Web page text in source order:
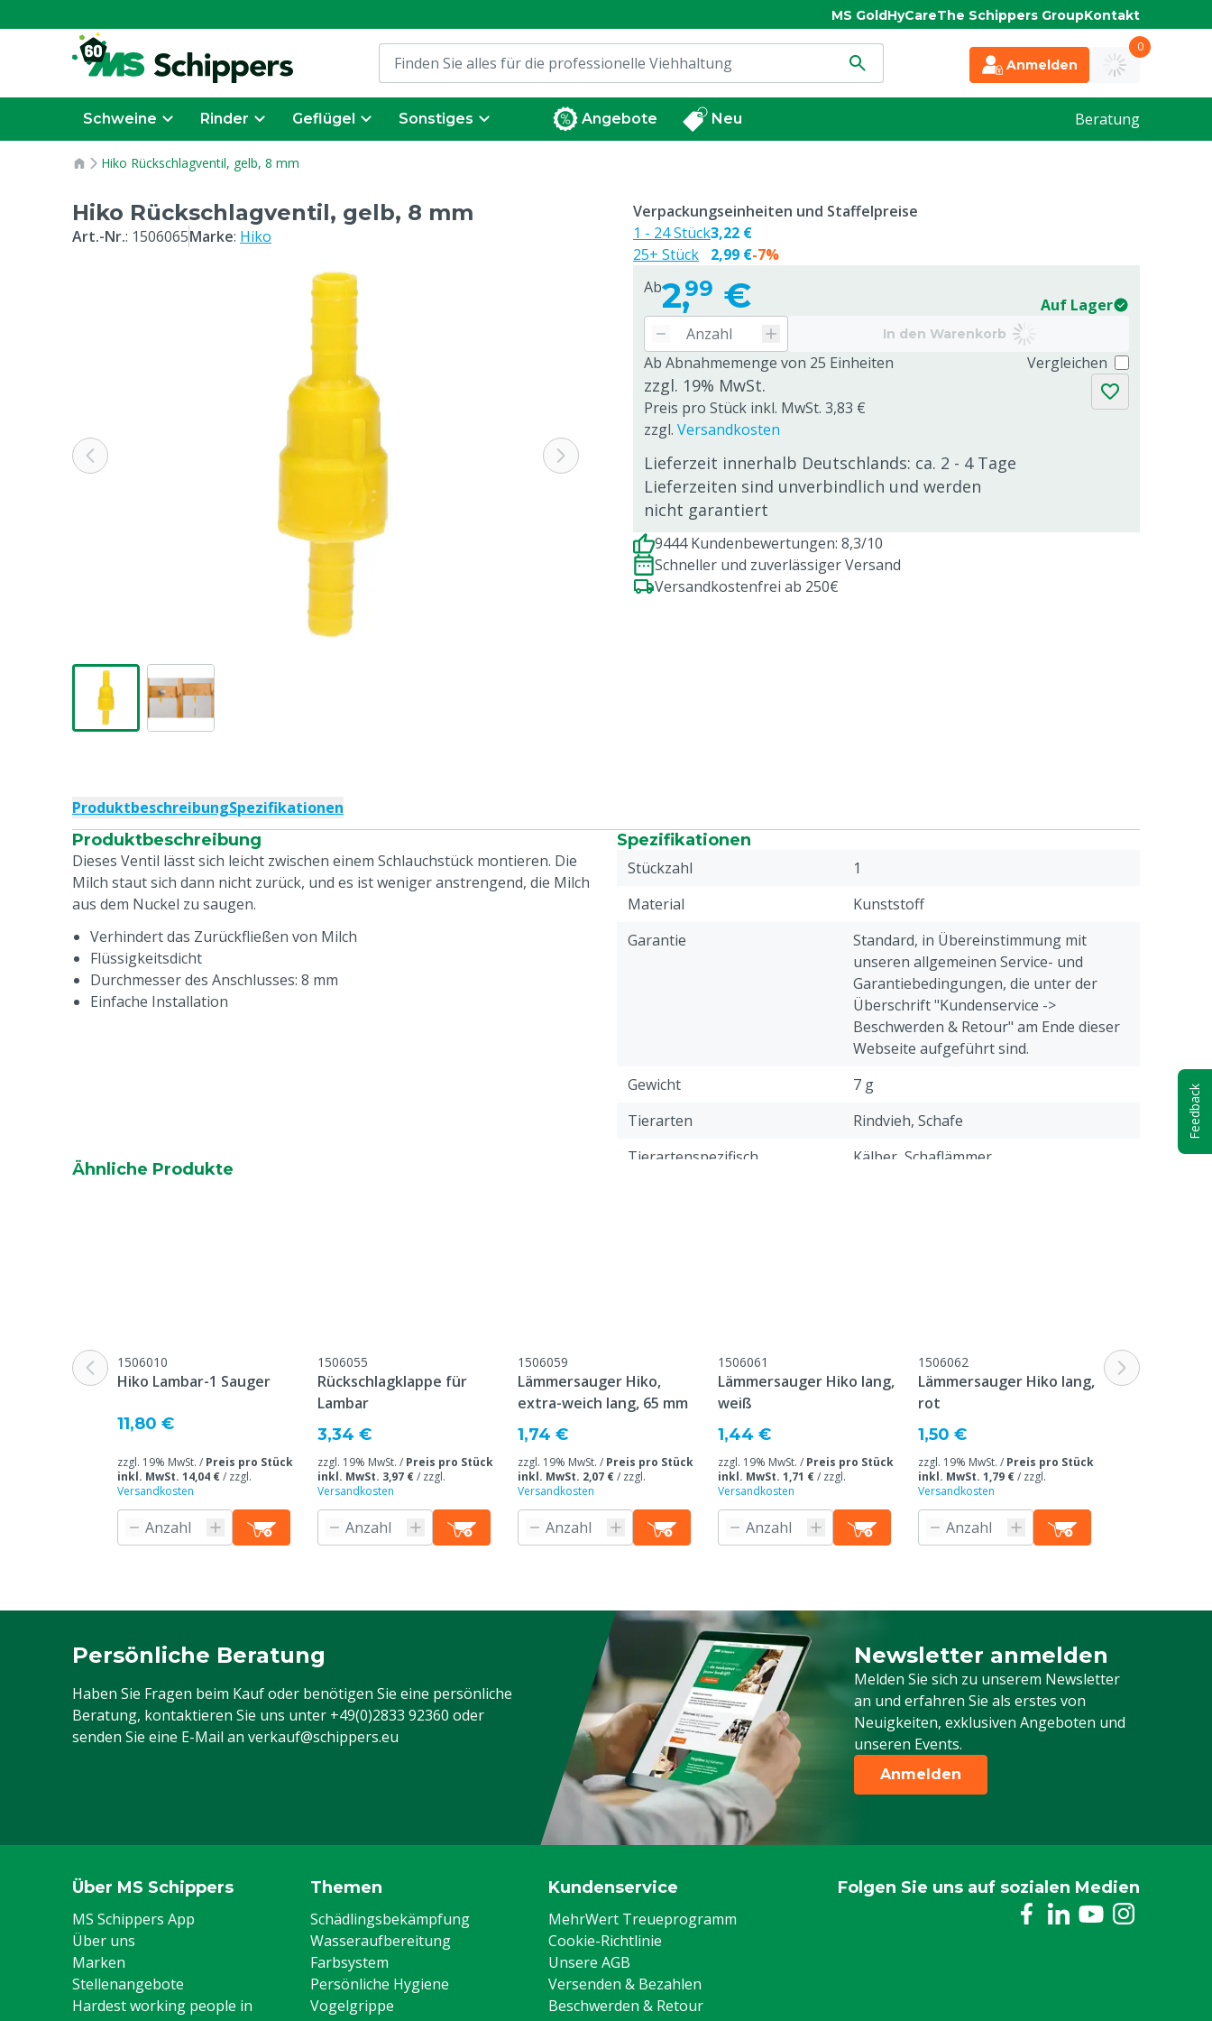
MS GoldHyCareThe Schippers GroupKontakt
Anmelden
0
Schweine Rinder Geflügel Sonstiges Angebote Neu Beratung
Hiko Rückschlagventil, gelb, 8 mm
Hiko Rückschlagventil, gelb, 8 mm
Art.-Nr.: 1506065Marke: Hiko
Ab2,99 € Auf Lager
In den Warenkorb
Ab Abnahmemenge von 25 Einheiten
zzgl. 19% MwSt.
Preis pro Stück inkl. MwSt. 3,83 €
zzgl. Versandkosten
Lieferzeit innerhalb Deutschlands: ca. 2 - 4 Tage
Lieferzeiten sind unverbindlich und werden
nicht garantiert
Vergleichen
Verpackungseinheiten und Staffelpreise
1 - 24 Stück
25+ Stück
3,22 €
2,99 €-7%
9444 Kundenbewertungen: 8,3/10
Schneller und zuverlässiger Versand
Versandkostenfrei ab 250€
ProduktbeschreibungSpezifikationen
Produktbeschreibung
Dieses Ventil lässt sich leicht zwischen einem Schlauchstück montieren. Die
Milch staut sich dann nicht zurück, und es ist weniger anstrengend, die Milch
aus dem Nuckel zu saugen.
Verhindert das Zurückfließen von Milch
Flüssigkeitsdicht
Durchmesser des Anschlusses: 8 mm
Einfache Installation
Spezifikationen
Stückzahl
1
Material
Kunststoff
Garantie
Standard, in Übereinstimmung mit
unseren allgemeinen Service- und
Garantiebedingungen, die unter der
Überschrift "Kundenservice ->
Beschwerden & Retour" am Ende dieser
Webseite aufgeführt sind.
Gewicht
7 g
Tierarten
Rindvieh, Schafe
Tierartenspezifisch
Kälber, Schaflämmer
Ähnliche Produkte
1506010
Hiko Lambar-1 Sauger
11,80 €
zzgl. 19% MwSt. / Preis pro Stück
inkl. MwSt. 14,04 €/ zzgl.
Versandkosten
1506055
Rückschlagklappe für
Lambar
3,34 €
zzgl. 19% MwSt. / Preis pro Stück
inkl. MwSt. 3,97 €/ zzgl.
Versandkosten
1506059
Lämmersauger Hiko,
extra-weich lang, 65 mm
1,74 €
zzgl. 19% MwSt. / Preis pro Stück
inkl. MwSt. 2,07 €/ zzgl.
Versandkosten
1506061
Lämmersauger Hiko lang,
weiß
1,44 €
zzgl. 19% MwSt. / Preis pro Stück
inkl. MwSt. 1,71 €/ zzgl.
Versandkosten
1506062
Lämmersauger Hiko lang,
rot
1,50 €
zzgl. 19% MwSt. / Preis pro Stück
inkl. MwSt. 1,79 €/ zzgl.
Versandkosten
1506064
Hiko
Persönliche Beratung
Haben Sie Fragen beim Kauf oder benötigen Sie eine persönliche
Beratung, kontaktieren Sie uns unter +49(0)2833 92360 oder
senden Sie eine E-Mail an verkauf@schippers.eu
Newsletter anmelden
Melden Sie sich zu unserem Newsletter
an und erfahren Sie als erstes von
Neuigkeiten, exklusiven Angeboten und
unseren Events.
Melden Sie sich für unseren Newsletter
Anmelden
Über MS Schippers
MS Schippers App
Über uns
Marken
Stellenangebote
Hardest working people in
Themen
Schädlingsbekämpfung
Wasseraufbereitung
Farbsystem
Persönliche Hygiene
Vogelgrippe
Kundenservice
MehrWert Treueprogramm
Cookie-Richtlinie
Unsere AGB
Versenden & Bezahlen
Beschwerden & Retour
Folgen Sie uns auf sozialen Medien
Feedback